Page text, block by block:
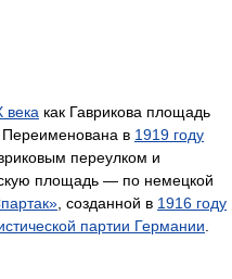
века как Гаврикова площадь
в 1919 году
переулком и
площадь — по немецкой
, созданной в 1916 году
партии Германии